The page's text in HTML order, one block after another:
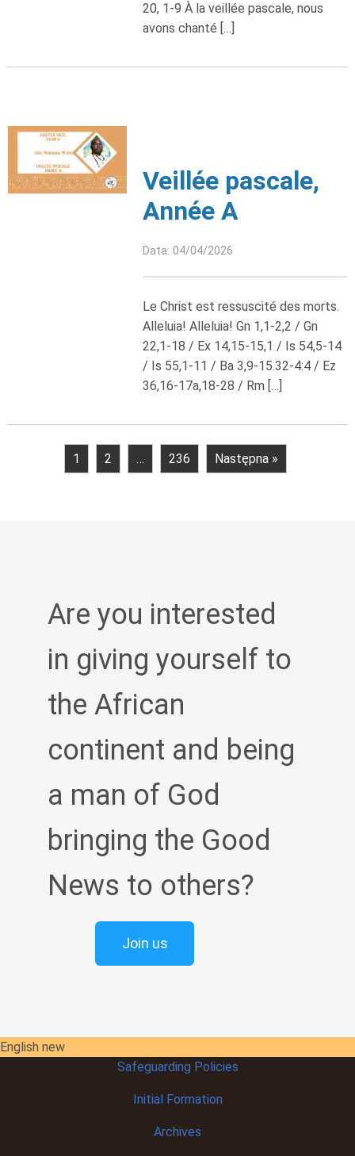
20, 1-9 À la veillée pascale, nous
avons chanté […]
Veillée pascale,
Année A
Data: 04/04/2026
Le Christ est ressuscité des morts.
Alleluia! Alleluia! Gn 1,1-2,2 / Gn
22,1-18 / Ex 14,15-15,1 / Is 54,5-14
/ Is 55,1-11 / Ba 3,9-15.32-4:4 / Ez
36,16-17a,18-28 / Rm […]
1 2 … 236 Następna »
Are you interested
in giving yourself to
the African
continent and being
a man of God
bringing the Good
News to others?
Join us
English new
Safeguarding Policies
InitialFormation
Archives